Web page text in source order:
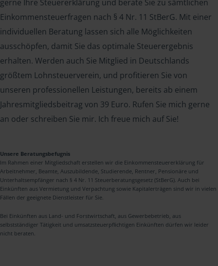
gerne Ihre Steuererklärung und berate Sie zu sämtlichen
Einkommensteuerfragen nach § 4 Nr. 11 StBerG. Mit einer
individuellen Beratung lassen sich alle Möglichkeiten
ausschöpfen, damit Sie das optimale Steuerergebnis
erhalten. Werden auch Sie Mitglied in Deutschlands
größtem Lohnsteuerverein, und profitieren Sie von
unseren professionellen Leistungen, bereits ab einem
Jahresmitgliedsbeitrag von 39 Euro. Rufen Sie mich gerne
an oder schreiben Sie mir. Ich freue mich auf Sie!
Unsere Beratungsbefugnis
Im Rahmen einer Mitgliedschaft erstellen wir die Einkommensteuererklärung für
Arbeitnehmer, Beamte, Auszubildende, Studierende, Rentner, Pensionäre und
Unterhaltsempfänger nach § 4 Nr. 11 Steuerberatungsgesetz (StBerG). Auch bei
Einkünften aus Vermietung und Verpachtung sowie Kapitalerträgen sind wir in vielen
Fällen der geeignete Dienstleister für Sie.
Bei Einkünften aus Land- und Forstwirtschaft, aus Gewerbebetrieb, aus
selbstständiger Tätigkeit und umsatzsteuerpflichtigen Einkünften dürfen wir leider
nicht beraten.